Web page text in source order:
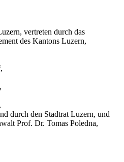
vertreten durch das
des Kantons Luzern,
durch den Stadtrat Luzern, und
Prof. Dr. Tomas Poledna,